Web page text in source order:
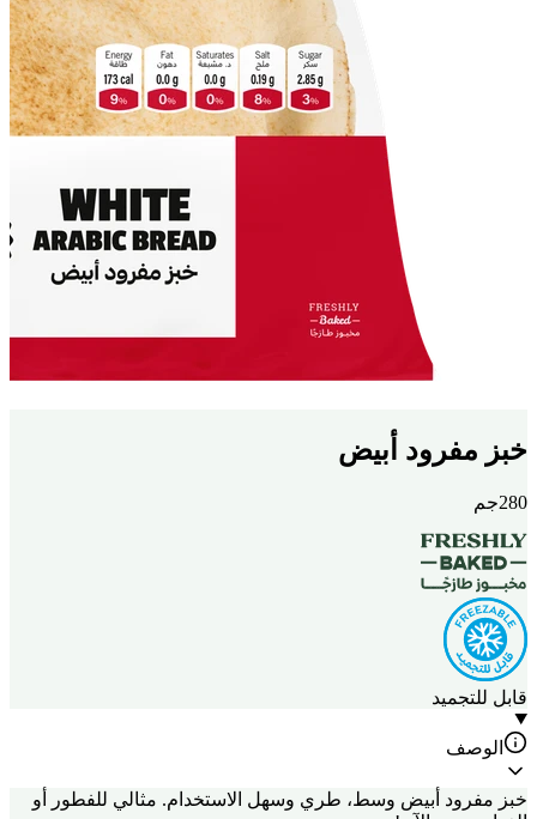
خبز مفرود أبيض
280جم
قابل للتجميد
الوصف
خبز مفرود أبيض وسط، طري وسهل الاستخدام. مثالي للفطور أو